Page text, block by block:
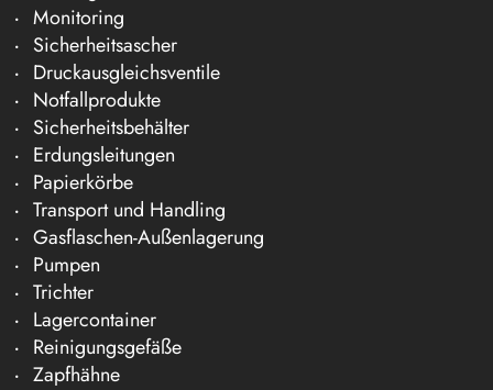
Monitoring
Sicherheitsascher
Druckausgleichsventile
Notfallprodukte
Sicherheitsbehälter
Erdungsleitungen
Papierkörbe
Transport und Handling
Gasflaschen-Außenlagerung
Pumpen
Trichter
Lagercontainer
Reinigungsgefäße
Zapfhähne